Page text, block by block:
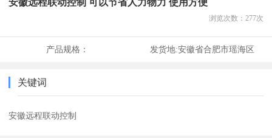
浏览次数： 277次
产品规格： 发货地:安徽省合肥市瑶海区
关键词
安徽远程联动控制